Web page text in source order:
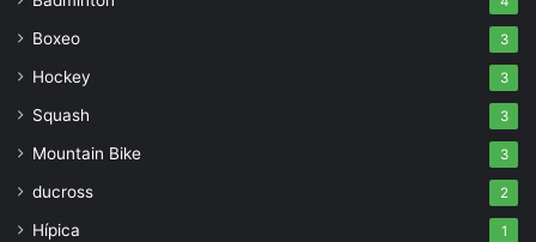
Boxeo 3
Hockey 3
Squash 3
Mountain Bike 3
ducross 2
Hípica 1